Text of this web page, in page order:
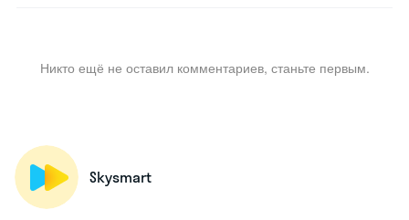
Никто ещё не оставил комментариев, станьте первым.
Skysmart